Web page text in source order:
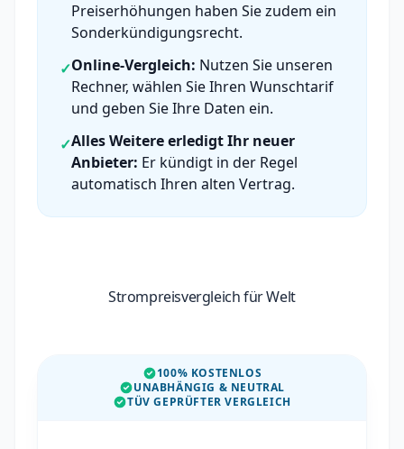
Preiserhöhungen haben Sie zudem ein
Sonderkündigungsrecht.
✓Online-Vergleich: Nutzen Sie unseren
Rechner, wählen Sie Ihren Wunschtarif
und geben Sie Ihre Daten ein.
✓Alles Weitere erledigt Ihr neuer
Anbieter: Er kündigt in der Regel
automatisch Ihren alten Vertrag.
Strompreisvergleich für Welt
100% KOSTENLOS
UNABHÄNGIG & NEUTRAL
TÜV GEPRÜFTER VERGLEICH